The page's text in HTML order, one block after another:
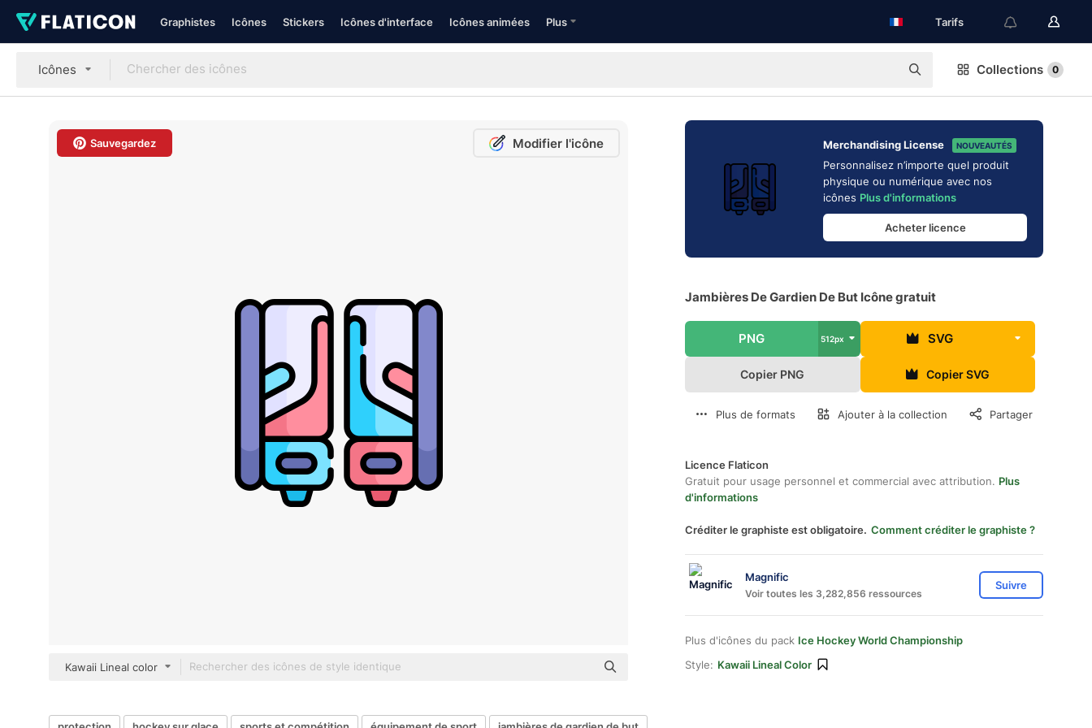
Graphistes Icônes Stickers Icônes d'interface Icônes animées Plus Tarifs
Icônes Collections 0
Sauvegardez Modifier l'icône
Kawaii Lineal color
Merchandising License NOUVEAUTÉS
Personnalisez n’importe quel produit
physique ou numérique avec nos
icônes Plus d'informations
Acheter licence
Jambières De Gardien De But Icône gratuit
PNG 512px SVG
Copier PNG Copier SVG
Plus de formats Ajouter à la collection Partager
Licence Flaticon
Gratuit pour usage personnel et commercial avec attribution. Plus
d'informations
Créditer le graphiste est obligatoire. Comment créditer le graphiste ?
Magnific
Voir toutes les 3,282,856 ressources
Suivre
Plus d'icônes du pack Ice Hockey World Championship
Style: Kawaii Lineal Color